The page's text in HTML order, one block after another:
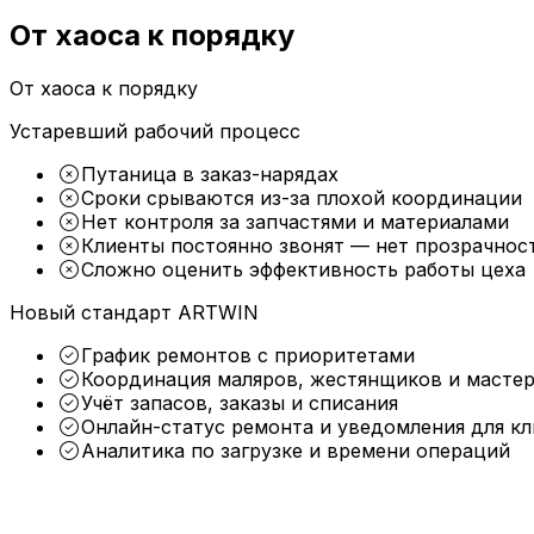
Отчеты о запчастях
Отчеты о субконтрактах
Вспомогательные инструменты
VIN декодирование
Автозаполнение марок и моделей
Шаблоны работ
Коммуникация
СМС каналы
ARTWIN Интеллект
Решения на основе ИИ
Детейлинг автосервис
Профессиональный автосервис,
От хаоса к порядку
От хаоса к порядку
Устаревший рабочий процесс
Путаница в заказ-нарядах
Сроки срываются из-за плохой координации
Нет контроля за запчастями и материалами
Клиенты постоянно звонят — нет
Сложно оценить эффективность работы цеха
Новый стандарт ARTWIN
График ремонтов с приоритетами
Координация маляров, жестянщиков и
Учёт запасов, заказы и списания
Онлайн-статус ремонта и уведомления для
Аналитика по загрузке и времени операций